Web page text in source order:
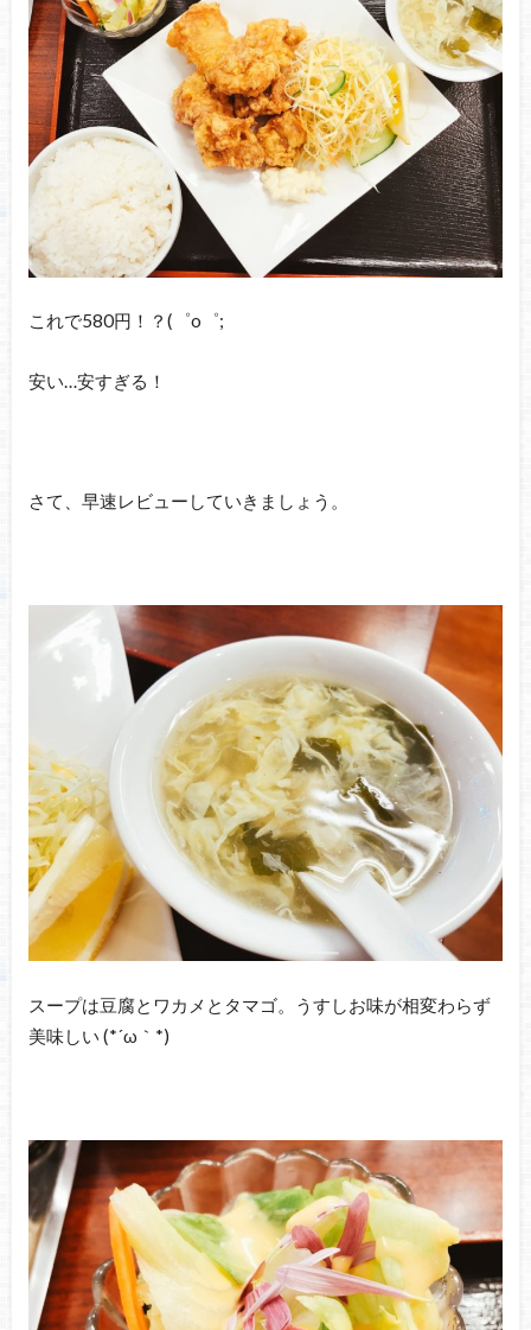
これで580円！？(゜o゜;
安い…安すぎる！
さて、早速レビューしていきましょう。
スープは豆腐とワカメとタマゴ。うすしお味が相変わらず
美味しい (*´ω｀*)